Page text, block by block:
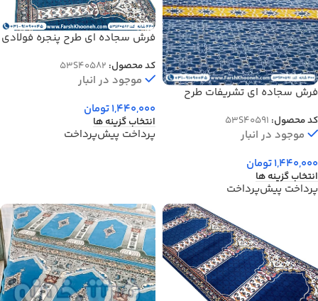
فرش سجاده ای تشریفات طرح
کد محصول: 53S40591
موجود در انبار
1,440,000تومان
انتخاب گزینه ها
پرداخت پیش‌پرداخت
فرش سجاده ای طرح پنجره فولادی
کد محصول: 53S40582
موجود در انبار
1,440,000تومان
انتخاب گزینه ها
پرداخت پیش‌پرداخت